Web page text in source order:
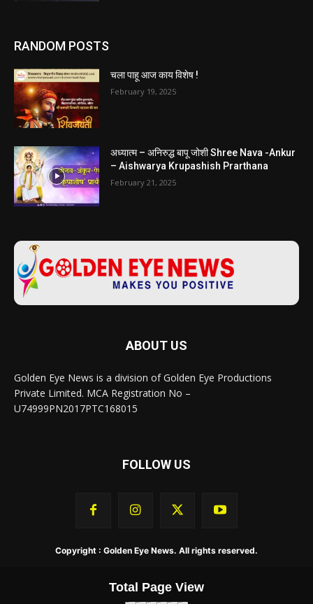
RANDOM POSTS
चला पाहू आज काय विशेष !
February 19, 2025
अध्यात्म – अनिरुद्ध बापू जोशी Shree Nava -Ankur
– Aishwarya Krupashish Prarthana
February 21, 2025
ABOUT US
Golden Eye News is a division of Golden Eye Productions
Private Limited. MCA Registration No –
U74999PN2017PTC168015
FOLLOW US
Copyright : Golden Eye News. All rights reserved.
Total Page View